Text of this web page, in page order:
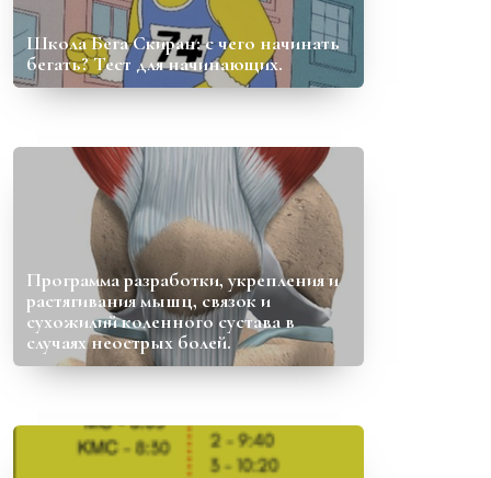
Школа Бега Скиран: с чего начинать
бегать? Тест для начинающих.
Программа разработки, укрепления и
растягивания мышц, связок и
сухожилий коленного сустава в
случаях неострых болей.